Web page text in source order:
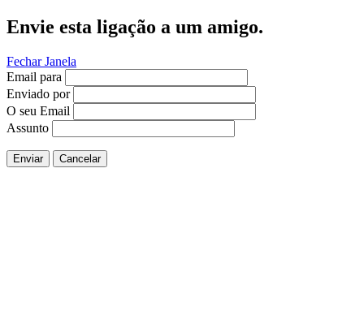
Envie esta ligação a um amigo.
Fechar Janela
Email para
Enviado por
O seu Email
Assunto
Enviar Cancelar